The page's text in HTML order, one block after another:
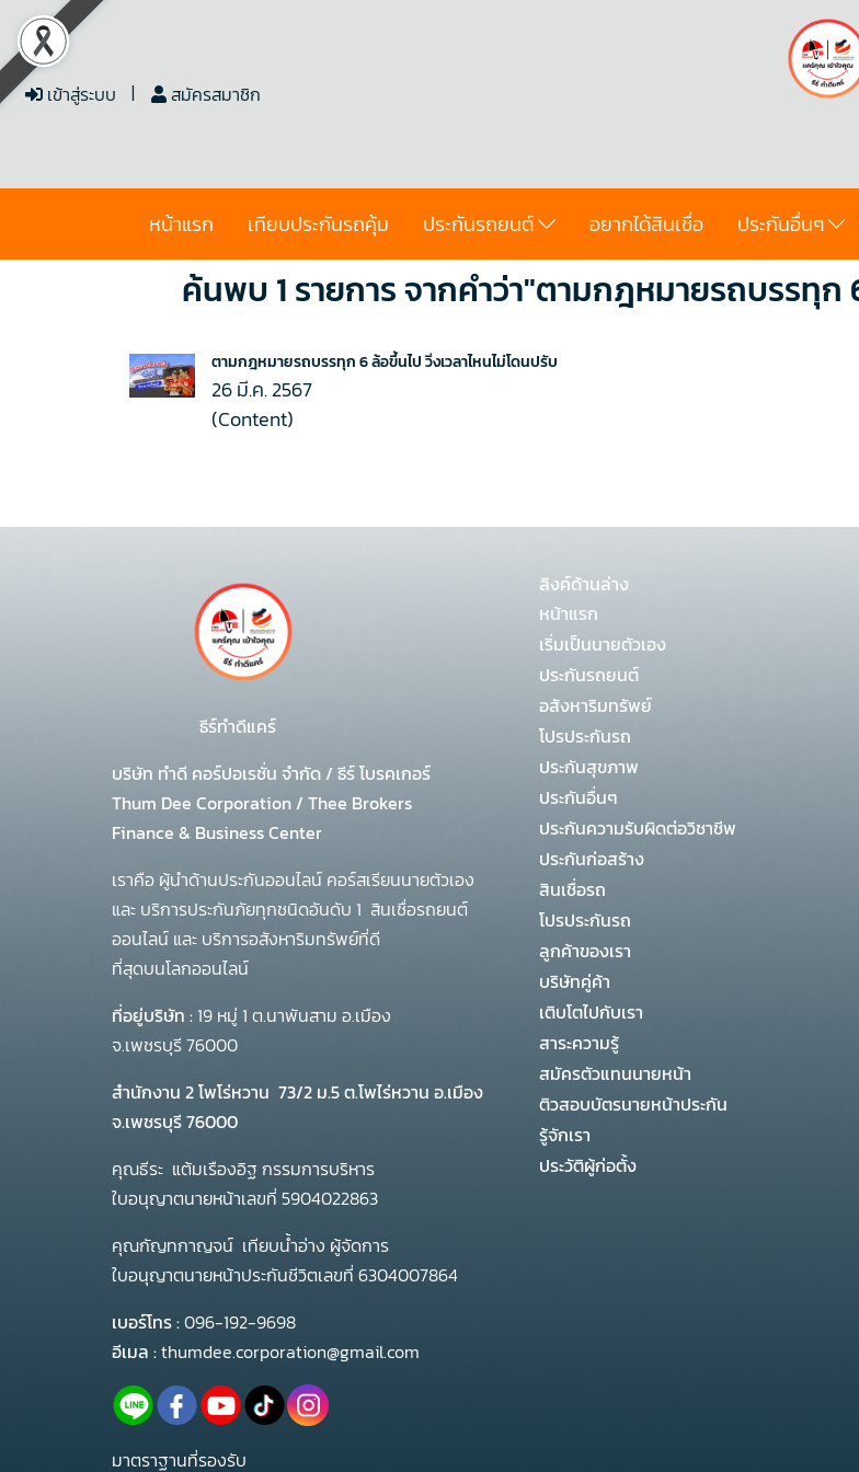
เข้าสู่ระบบ สมัครสมาชิก
หน้าแรก เทียบประกันรถคุ้ม ประกันรถยนต์ อยากได้สินเชื่อ ประกันอื่นๆ
ค้นพบ 1 รายการ จากคำว่า"ตามกฎหมายรถบรรทุก
ตามกฎหมายรถบรรทุก 6 ล้อขึ้นไป วิ่งเวลาไหนไม่โดนปรับ
26 มี.ค. 2567
(Content)
ธีร์ทำดีแคร์
บริษัท ทำดี คอร์ปอเรชั่น จำกัด / ธีร์ โบรคเกอร์
Thum Dee Corporation / Thee Brokers
Finance & Business Center
เราคือ ผู้นำด้านประกันออนไลน์ คอร์สเรียนนายตัวเอง
และ บริการประกันภัยทุกชนิดอันดับ 1 สินเชื่อรถยนต์
ออนไลน์ และ บริการอสังหาริมทรัพย์ที่ดี
ที่สุดบนโลกออนไลน์
ที่อยู่บริษัท :19 หมู่ 1 ต.นาพันสาม อ.เมือง
จ.เพชรบุรี 76000
สำนักงาน 2 โพโร่หวาน 73/2 ม.5 ต.โพไร่หวาน อ.เมือง
จ.เพชรบุรี 76000
คุณธีระ แต้มเรืองอิฐ กรรมการบริหาร
ใบอนุญาตนายหน้าเลขที่ 5904022863
คุณกัญทกาญจน์ เทียบน้ำอ่าง ผู้จัดการ
ใบอนุญาตนายหน้าประกันชีวิตเลขที่ 6304007864
เบอร์โทร :096-192-9698
อีเมล :thumdee.corporation@gmail.com
มาตราฐานที่รองรับ
ลิงค์ด้านล่าง
หน้าแรก
เริ่มเป็นนายตัวเอง
ประกันรถยนต์
อสังหาริมทรัพย์
โปรประกันรถ
ประกันสุขภาพ
ประกันอื่นๆ
ประกันความรับผิดต่อวิชาชีพ
ประกันก่อสร้าง
สินเชื่อรถ
โปรประกันรถ
ลูกค้าของเรา
บริษัทคู่ค้า
เติบโตไปกับเรา
สาระความรู้
สมัครตัวแทนนายหน้า
ติวสอบบัตรนายหน้าประกัน
รู้จักเรา
ประวัติผู้ก่อตั้ง